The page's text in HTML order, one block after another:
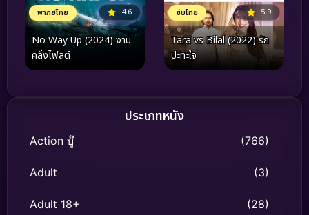
พากย์ไทย 4.6
No Way Up (2024) งาบ
คลั่งไฟลต์
ซับไทย 5.9
Tara vs Bilal (2022) รัก
ปะทะใจ
ประเภทหนัง
Action บู๊ (766)
Adult (3)
Adult 18+ (28)